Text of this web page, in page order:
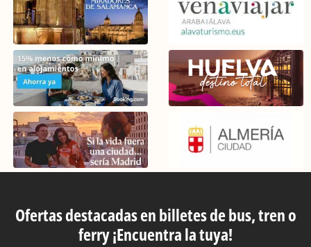
Ofertas destacadas en billetes de bus, tren o
ferry ¡Encuentra la tuya!